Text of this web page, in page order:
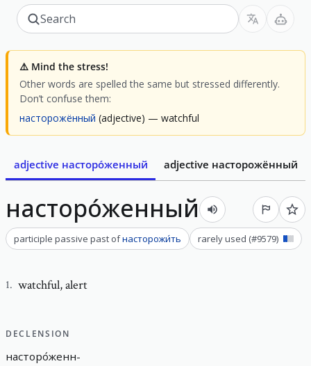
⚠️ Mind the stress!
Other words are spelled the same but stressed differently.
Don’t confuse them:
насторожённый (adjective) — watchful
adjective насторо́женный adjective насторожённый
насторо́женный
participle passive past ofнасторожи́ть rarely used (#9579)
1. watchful,alert
DECLENSION
насторо́женн-